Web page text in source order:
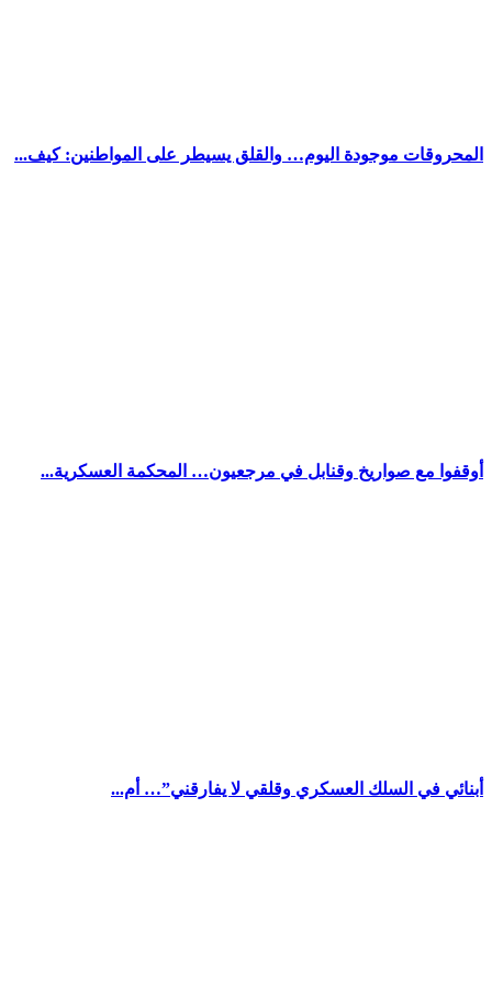
المحروقات موجودة اليوم… والقلق يسيطر على المواطنين: كيف...
أوقفوا مع صواريخ وقنابل في مرجعيون… المحكمة العسكرية...
أبنائي في السلك العسكري وقلقي لا يفارقني”… أم...